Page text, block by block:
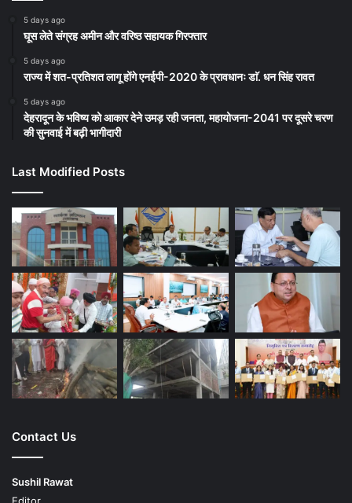
5 days ago
घूस लेते संग्रह अमीन और वरिष्ठ सहायक गिरफ्तार
5 days ago
राज्य में शत-प्रतिशत लागू होंगे एनईपी-2020 के प्रावधानः डाॅ. धन सिंह रावत
5 days ago
देहरादून के भविष्य को आकार देने उमड़ रही जनता, महायोजना-2041 पर दूसरे चरण
की सुनवाई में बढ़ी भागीदारी
Last Modified Posts
Contact Us
Sushil Rawat
Editor